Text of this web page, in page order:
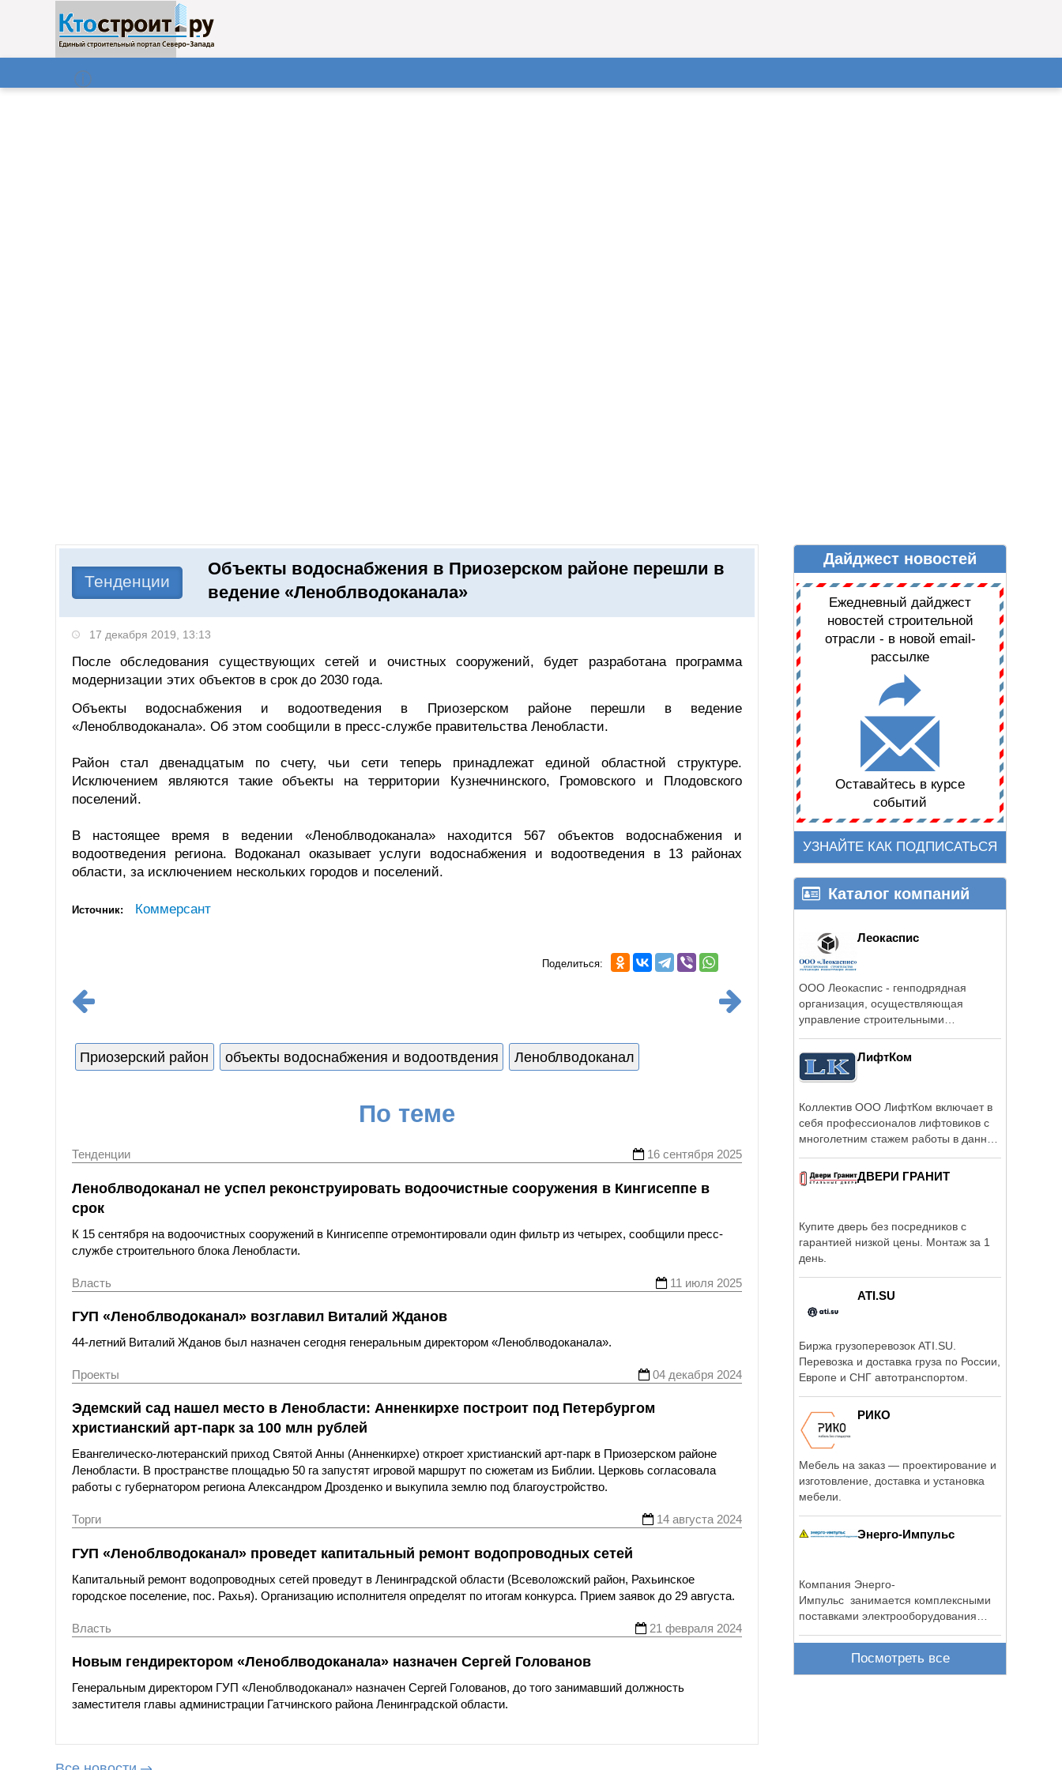
ДАЙДЖЕСТ НОВОСТЕЙ
Тенденции
Объекты водоснабжения в Приозерском районе перешли в
ведение «Леноблводоканала»
17 декабря 2019, 13:13
После обследования существующих сетей и очистных сооружений, будет разработана программа
модернизации этих объектов в срок до 2030 года.
Объекты водоснабжения и водоотведения в Приозерском районе перешли в ведение
«Леноблводоканала». Об этом сообщили в пресс-службе правительства Ленобласти.
Район стал двенадцатым по счету, чьи сети теперь принадлежат единой областной структуре.
Исключением являются такие объекты на территории Кузнечнинского, Громовского и Плодовского
поселений.
В настоящее время в ведении «Леноблводоканала» находится 567 объектов водоснабжения и
водоотведения региона. Водоканал оказывает услуги водоснабжения и водоотведения в 13 районах
области, за исключением нескольких городов и поселений.
Источник: Коммерсант
Поделиться:
Приозерский район объекты водоснабжения и водоотвдения Леноблводоканал
По теме
Тенденции 16 сентября 2025
Леноблводоканал не успел реконструировать водоочистные сооружения в Кингисеппе в
срок
К 15 сентября на водоочистных сооружений в Кингисеппе отремонтировали один фильтр из четырех, сообщили пресс-
службе строительного блока Ленобласти.
Власть 11 июля 2025
ГУП «Леноблводоканал» возглавил Виталий Жданов
44-летний Виталий Жданов был назначен сегодня генеральным директором «Леноблводоканала».
Проекты 04 декабря 2024
Эдемский сад нашел место в Ленобласти: Анненкирхе построит под Петербургом
христианский арт-парк за 100 млн рублей
Евангелическо-лютеранский приход Святой Анны (Анненкирхе) откроет христианский арт-парк в Приозерском районе
Ленобласти. В пространстве площадью 50 га запустят игровой маршрут по сюжетам из Библии. Церковь согласовала
работы с губернатором региона Александром Дрозденко и выкупила землю под благоустройство.
Торги 14 августа 2024
ГУП «Леноблводоканал» проведет капитальный ремонт водопроводных сетей
Капитальный ремонт водопроводных сетей проведут в Ленинградской области (Всеволожский район, Рахьинское
городское поселение, пос. Рахья). Организацию исполнителя определят по итогам конкурса. Прием заявок до 29 августа.
Власть 21 февраля 2024
Новым гендиректором «Леноблводоканала» назначен Сергей Голованов
Генеральным директором ГУП «Леноблводоканал» назначен Сергей Голованов, до того занимавший должность
заместителя главы администрации Гатчинского района Ленинградской области.
Дайджест новостей
Ежедневный дайджест
новостей строительной
отрасли - в новой email-
рассылке
Оставайтесь в курсе
событий
УЗНАЙТЕ КАК ПОДПИСАТЬСЯ
Каталог компаний
Леокаспис
ООО Леокаспис - генподрядная
организация, осуществляющая
управление строительными
ЛифтКом
Коллектив ООО ЛифтКом включает в
себя профессионалов лифтовиков с
многолетним стажем работы в данной
ДВЕРИ ГРАНИТ
Купите дверь без посредников с
гарантией низкой цены. Монтаж за 1
день.
ATI.SU
Биржа грузоперевозок ATI.SU.
Перевозка и доставка груза по России,
Европе и СНГ автотранспортом.
РИКО
Мебель на заказ — проектирование и
изготовление, доставка и установка
мебели.
Энерго-Импульс
Компания Энерго-
Импульс занимается комплексными
поставками электрооборудования
Посмотреть все